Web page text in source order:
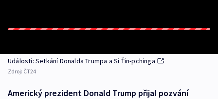
Události: Setkání Donalda Trumpa a Si Ťin-pchinga
Zdroj: ČT24
Americký prezident Donald Trump přijal pozvání